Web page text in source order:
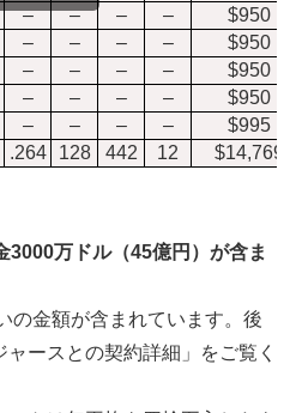
– – – –
$950
– – – –
$950
– – – –
$950
– – – –
$950
– – – –
$995
.264 128 442 12 $14,769
3000万ドル（45億円）が含ま
の金額が含まれています。後
ースとの契約詳細」をご覧く